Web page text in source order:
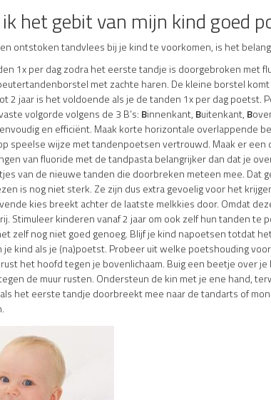
het gebit van mijn kind goed
ontstoken tandvlees bij je kind te voorkomen, is het
1x per dag zodra het eerste tandje is doorgebroken met
met zachte haren. De kleine borstel
2 jaar is het voldoende als je de tanden 1x per dag poetst.
volgorde volgens de 3 B’s: Binnenkant, Buitenkant, B
en efficiënt. Maak korte horizontale overlappende
speelse wijze met tandenpoetsen vertrouwd. Maak er
van fluoride met de tandpasta belangrijker dan dat je
van de nieuwe tanden die doorbreken meteen mee.
is nog niet sterk. Ze zijn dus extra gevoelig voor het
kies breekt achter de laatste melkkies door. Omdat
Stimuleer kinderen vanaf 2 jaar om ook zelf hun tanden
zelf nog niet goed genoeg. Blijf je kind napoetsen totdat
je kind als je (na)poetst. Probeer uit welke poetshouding
het hoofd tegen je bovenlichaam. Buig een beetje over
de muur rusten. Ondersteun de kin met je ene hand,
het eerste tandje doorbreekt mee naar de tandarts of